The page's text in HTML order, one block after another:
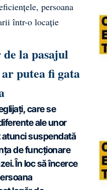
persoana
într-o locație
la pasajul
putea fi gata
care se
ale unor
suspendată
de funcționare
În loc să încerce